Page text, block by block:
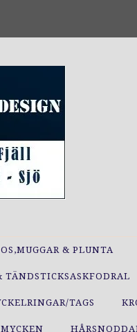
& PLUNTA
TÄNDSTICKSASKFODRAL
TAGS